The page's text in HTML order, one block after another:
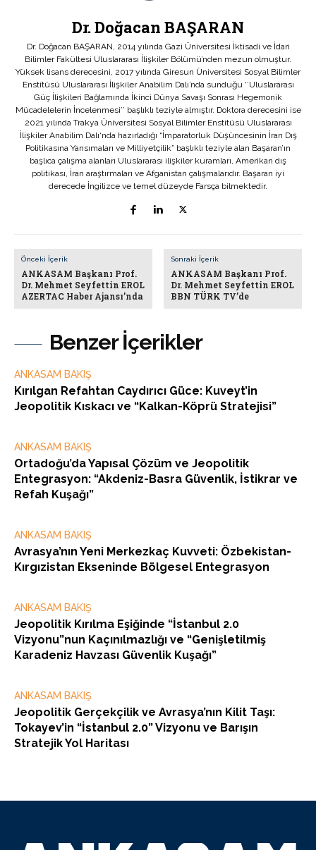
Benzer İçerikler
ANKASAM BAKIŞ
Kırılgan Refahtan Caydırıcı Güce: Kuveyt’in
Jeopolitik Kıskacı ve “Kalkan-Köprü Stratejisi”
ANKASAM BAKIŞ
Ortadoğu’da Yapısal Çözüm ve Jeopolitik
Entegrasyon: “Akdeniz-Basra Güvenlik, İstikrar ve
Refah Kuşağı”
ANKASAM BAKIŞ
Avrasya’nın Yeni Merkezkaç Kuvveti: Özbekistan-
Kırgızistan Ekseninde Bölgesel Entegrasyon
ANKASAM BAKIŞ
Jeopolitik Kırılma Eşiğinde “İstanbul 2.0
Vizyonu”nun Kaçınılmazlığı ve “Genişletilmiş
Karadeniz Havzası Güvenlik Kuşağı”
ANKASAM BAKIŞ
Jeopolitik Gerçekçilik ve Avrasya’nın Kilit Taşı:
Tokayev’in “İstanbul 2.0” Vizyonu ve Barışın
Stratejik Yol Haritası
Dr. Doğacan BAŞARAN
Dr. Doğacan BAŞARAN, 2014 yılında Gazi Üniversitesi İktisadi ve İdari
Bilimler Fakültesi Uluslararası İlişkiler Bölümü’nden mezun olmuştur.
Yüksek lisans derecesini, 2017 yılında Giresun Üniversitesi Sosyal Bilimler
Enstitüsü Uluslararası İlişkiler Anabilim Dalı’nda sunduğu ‘’Uluslararası
Güç İlişkileri Bağlamında İkinci Dünya Savaşı Sonrası Hegemonik
Mücadelelerin İncelenmesi’’ başlıklı teziyle almıştır. Doktora derecesini ise
2021 yılında Trakya Üniversitesi Sosyal Bilimler Enstitüsü Uluslararası
İlişkiler Anabilim Dalı‘nda hazırladığı “İmparatorluk Düşüncesinin İran Dış
Politikasına Yansımaları ve Milliyetçilik” başlıklı teziyle alan Başaran’ın
başlıca çalışma alanları Uluslararası ilişkiler kuramları, Amerikan dış
politikası, İran araştırmaları ve Afganistan çalışmalarıdır. Başaran iyi
derecede İngilizce ve temel düzeyde Farsça bilmektedir.
Önceki İçerik
ANKASAM Başkanı Prof.
Dr. Mehmet Seyfettin EROL
AZERTAC Haber Ajansı’nda
Sonraki İçerik
ANKASAM Başkanı Prof.
Dr. Mehmet Seyfettin EROL
BBN TÜRK TV’de